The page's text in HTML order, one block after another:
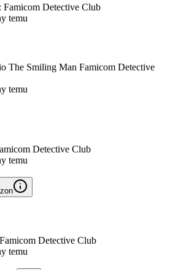
Detective Club
temu
The Smiling Man Famicom Detective
temu
Detective Club
temu
Detective Club
temu